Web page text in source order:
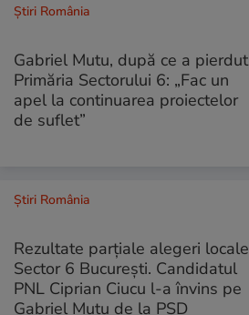
Știri România
Gabriel Mutu, după ce a pierdut
Primăria Sectorului 6: „Fac un
apel la continuarea proiectelor
de suflet”
Știri România
Rezultate parțiale alegeri locale
Sector 6 București. Candidatul
PNL Ciprian Ciucu l-a învins pe
Gabriel Mutu de la PSD